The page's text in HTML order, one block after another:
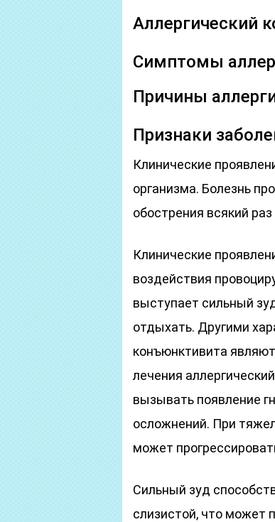
Аллергический
Симптомы
Причины
Признаки
Клинические
организма. Болезнь
обострения всякий
Клинические
воздействия
выступает сильный
отдыхать. Другими
конъюнктивита
лечения
вызывать появление
осложнений. При
может
Сильный зуд
слизистой, что может